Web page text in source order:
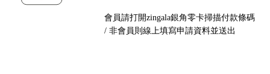
會員請打開zingala銀角零卡掃描付款條碼
/ 非會員則線上填寫申請資料並送出